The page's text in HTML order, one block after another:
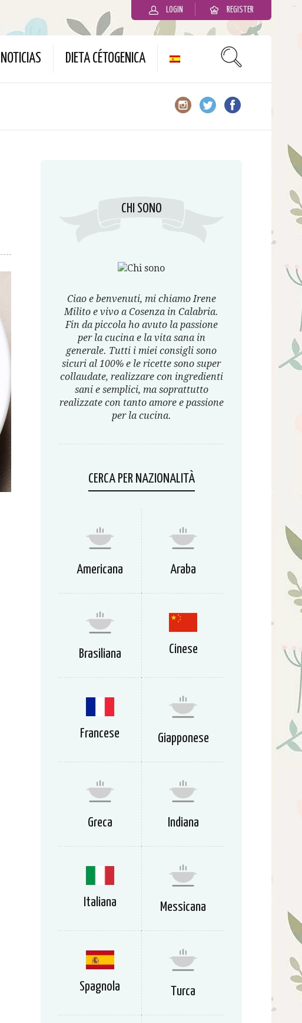
LOGIN REGISTER
NOTICIAS DIETA CÉTOGENICA
CHI SONO
Ciao e benvenuti, mi chiamo Irene
Milito e vivo a Cosenza in Calabria.
Fin da piccola ho avuto la passione
per la cucina e la vita sana in
generale. Tutti i miei consigli sono
sicuri al 100% e le ricette sono super
collaudate, realizzare con ingredienti
sani e semplici, ma soprattutto
realizzate con tanto amore e passione
per la cucina.
CERCA PER NAZIONALITÀ
Americana Araba
Brasiliana Cinese
Francese Giapponese
Greca Indiana
Italiana Messicana
Spagnola Turca